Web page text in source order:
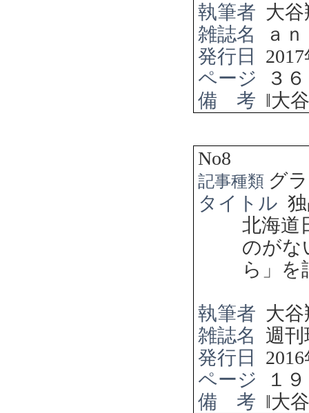
執筆者 大
雑誌名
ａ
発行日
2017
ページ
３
備 考 ‖大
No8
記事種類 グ
タイトル
北海道
のが
ら」を
執筆者 大
雑誌名
週刊
発行日
2016
ページ
１
備 考 ‖大